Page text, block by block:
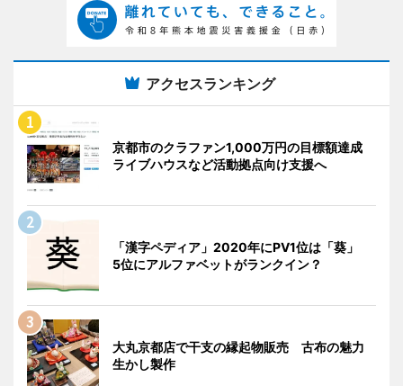
アクセスランキング
京都市のクラファン1,000万円の目標額達成
ライブハウスなど活動拠点向け支援へ
「漢字ペディア」2020年にPV1位は「葵」
5位にアルファベットがランクイン？
大丸京都店で干支の縁起物販売 古布の魅力
生かし製作